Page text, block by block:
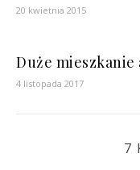
20 kwietnia 2015
Duże mieszkanie
4 listopada 2017
7